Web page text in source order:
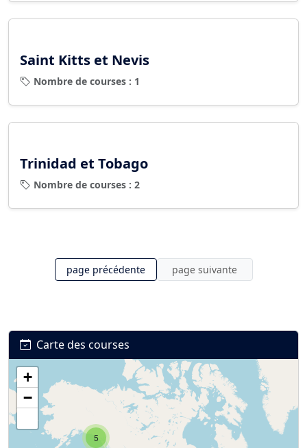
Saint Kitts et Nevis
Nombre de courses : 1
Trinidad et Tobago
Nombre de courses : 2
page précédente page suivante
Carte des courses
5
+
−